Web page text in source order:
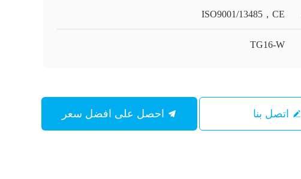
ISO9001/13485，CE
TG16-W
اتصل بنا